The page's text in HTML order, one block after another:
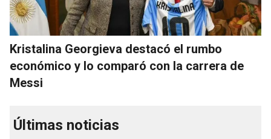
Kristalina Georgieva destacó el rumbo
económico y lo comparó con la carrera de
Messi
Últimas noticias